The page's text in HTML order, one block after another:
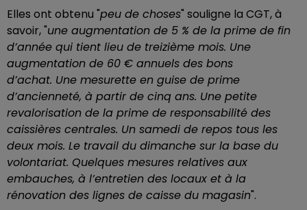
Elles ont obtenu "peu de choses" souligne la CGT, à
savoir, "une augmentation de 5 % de la prime de fin
d’année qui tient lieu de treizième mois. Une
augmentation de 60 € annuels des bons
d’achat. Une mesurette en guise de prime
d’ancienneté, à partir de cinq ans. Une petite
revalorisation de la prime de responsabilité des
caissières centrales. Un samedi de repos tous les
deux mois. Le travail du dimanche sur la base du
volontariat. Quelques mesures relatives aux
embauches, à l’entretien des locaux et à la
rénovation des lignes de caisse du magasin".